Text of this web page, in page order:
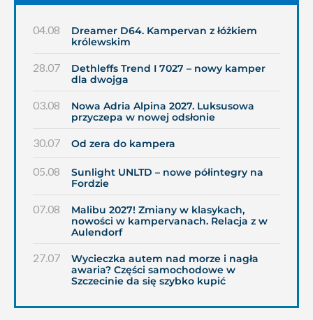
04.08
Dreamer D64. Kampervan z łóżkiem
królewskim
28.07
Dethleffs Trend I 7027 – nowy kamper
dla dwojga
03.08
Nowa Adria Alpina 2027. Luksusowa
przyczepa w nowej odsłonie
30.07 Od zera do kampera
05.08
Sunlight UNLTD – nowe półintegry na
Fordzie
07.08
Malibu 2027! Zmiany w klasykach,
nowości w kampervanach. Relacja z w
Aulendorf
27.07
Wycieczka autem nad morze i nagła
awaria? Części samochodowe w
Szczecinie da się szybko kupić